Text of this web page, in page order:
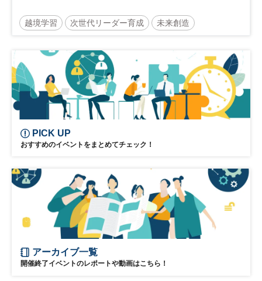
越境学習 次世代リーダー育成 未来創造
リーダーシップ 新規事業
PICK UP
おすすめのイベントをまとめてチェック！
アーカイブ一覧
開催終了イベントのレポートや動画はこちら！